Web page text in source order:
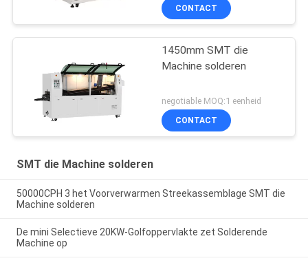
CONTACT
1450mm SMT die
Machine solderen
negotiable MOQ:1 eenheid
CONTACT
SMT die Machine solderen
50000CPH 3 het Voorverwarmen Streekassemblage SMT die
Machine solderen
De mini Selectieve 20KW-Golfoppervlakte zet Solderende
Machine op